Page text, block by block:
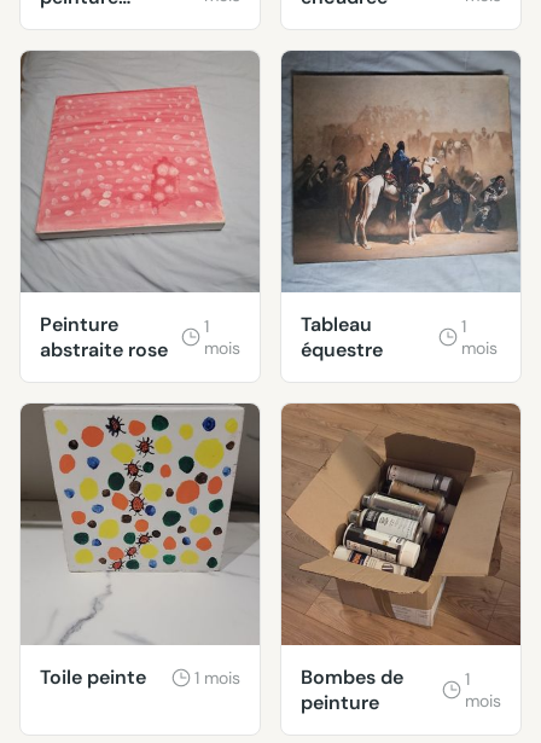
murale et
boiseries
cuisines et sa
Peinture
abstraite rose
1
mois
Tableau
équestre
1
mois
Toile peinte 1 mois
Bombes de
peinture
1
mois